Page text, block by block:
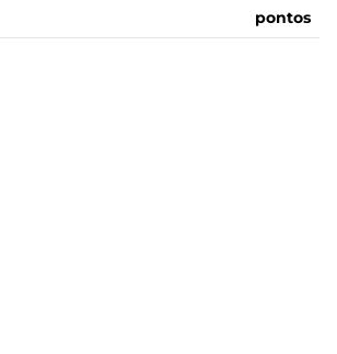
pontos